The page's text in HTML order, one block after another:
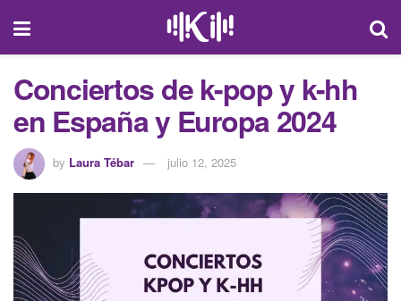
Conciertos de k-pop y k-hh
en España y Europa 2024
by Laura Tébar julio 12, 2025